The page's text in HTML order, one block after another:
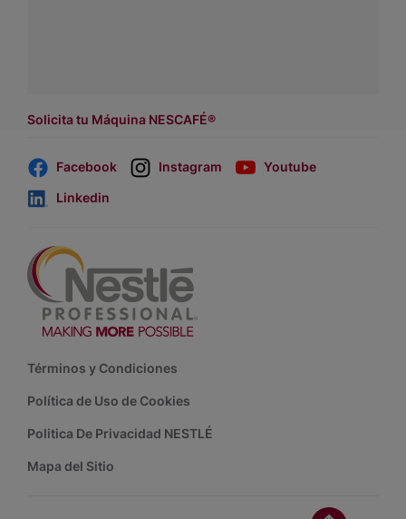
Solicita tu Máquina NESCAFÉ®
Facebook Instagram
Youtube
Linkedin
Footer
Términos y Condiciones
Política de Uso de Cookies
Politica De Privacidad NESTLÉ
Mapa del Sitio